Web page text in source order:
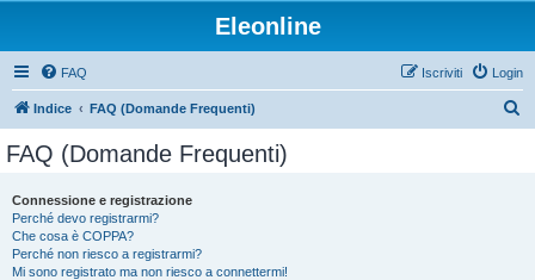
Eleonline
FAQ Login
Iscriviti
Indice FAQ (Domande Frequenti)
FAQ (Domande Frequenti)
Connessione e registrazione
Perché devo registrarmi?
Che cosa è COPPA?
Perché non riesco a registrarmi?
Mi sono registrato ma non riesco a connettermi!